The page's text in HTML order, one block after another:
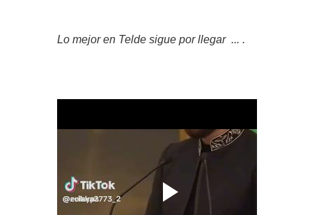
Lo mejor en Telde sigue por llegar ... .